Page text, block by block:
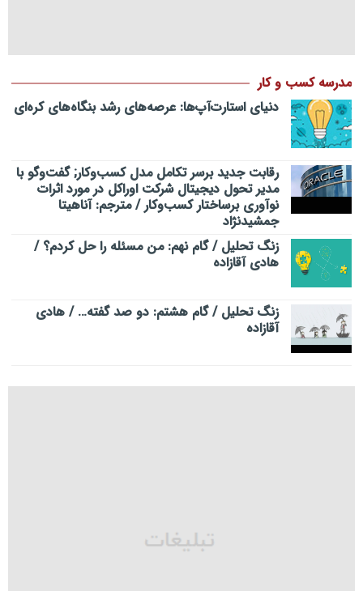
مدرسه کسب و کار
دنیای استارت‌آپ‌ها: عرصه‌های رشد بنگاه‌های کره‌ای‌
رقابت جدید برسر تکامل مدل کسب‌و‌کار; گفت‌وگو با
مدیر تحول دیجیتال شرکت اوراکل در مورد اثرات
نوآوری برساختار کسب‌وکار / مترجم: آناهیتا
جمشیدنژاد
زنگ تحلیل / گام نهم: من مسئله را حل کردم؟ /
هادی آقازاده
زنگ تحلیل / گام هشتم: دو صد گفته… / هادی
آقازاده